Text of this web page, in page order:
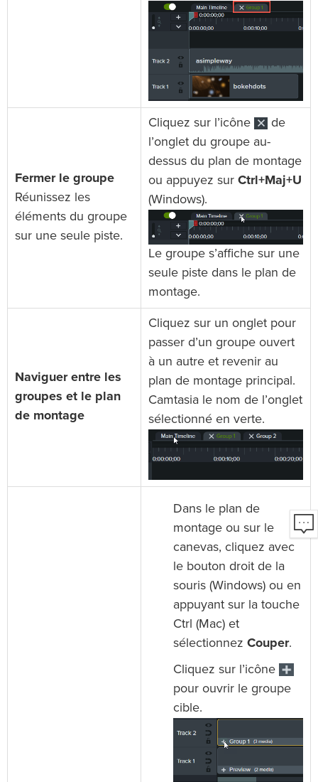
Fermer le groupe
Réunissez les
éléments du groupe
sur une seule piste.
Cliquez sur l’icône
de
l’onglet du groupe au-
dessus du plan de montage
ou appuyez sur Ctrl+Maj+U
(Windows).
Le groupe s’affiche sur une
seule piste dans le plan de
montage.
Naviguer entre les
groupes et le plan
de montage
Cliquez sur un onglet pour
passer d’un groupe ouvert
à un autre et revenir au
plan de montage principal.
Camtasia le nom de l’onglet
sélectionné en verte.
Dans le plan de
montage ou sur le
canevas, cliquez avec
le bouton droit de la
souris (Windows) ou en
appuyant sur la touche
Ctrl (Mac) et
sélectionnez Couper.
Cliquez sur l’icône
pour ouvrir le groupe
cible.